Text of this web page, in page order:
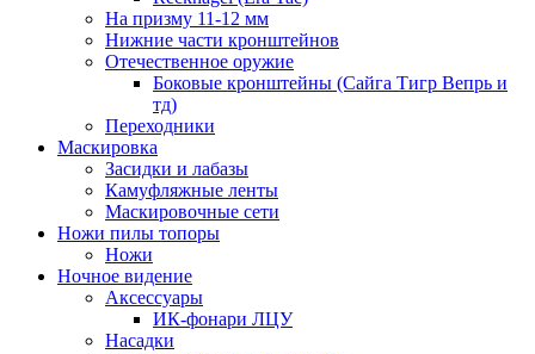
На призму 11-12 мм
Нижние части кронштейнов
Отечественное оружие
Боковые кронштейны (Сайга Тигр Вепрь и
тд)
Переходники
Маскировка
Засидки и лабазы
Камуфляжные ленты
Маскировочные сети
Ножи пилы топоры
Ножи
Ночное видение
Аксессуары
ИК-фонари ЛЦУ
Насадки